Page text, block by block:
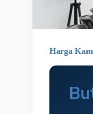
Harga